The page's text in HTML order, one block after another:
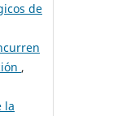
de
,
la